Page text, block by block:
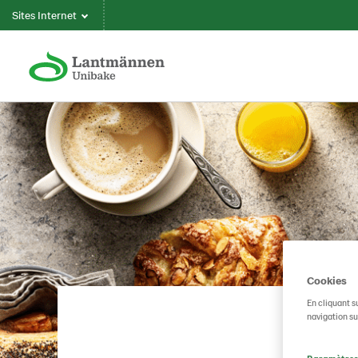
Sites Internet
Cookies
En cliquant
navigation